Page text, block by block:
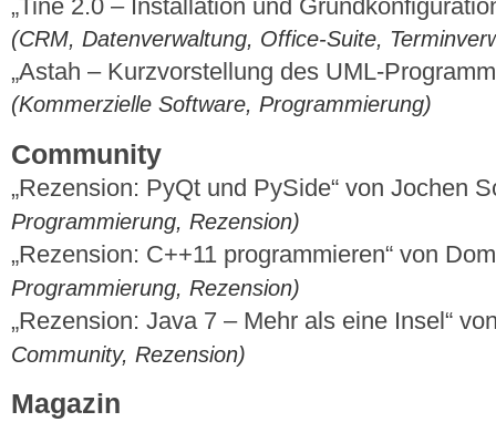
„Tine 2.0 – Installation und
(CRM, Datenverwaltung, Office-Suite,
„Astah – Kurzvorstellung des UML-
(Kommerzielle Software, Programmierung)
Community
„Rezension: PyQt und PySide“ von Jochen
Programmierung, Rezension)
„Rezension: C++11 programmieren“ von
Programmierung, Rezension)
„Rezension: Java 7 – Mehr als eine Insel“
Community, Rezension)
Magazin